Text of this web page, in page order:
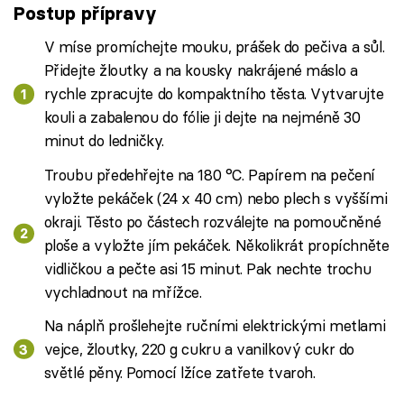
Postup přípravy
V míse promíchejte mouku, prášek do pečiva a sůl.
Přidejte žloutky a na kousky nakrájené máslo a
rychle zpracujte do kompaktního těsta. Vytvarujte
kouli a zabalenou do fólie ji dejte na nejméně 30
minut do ledničky.
Troubu předehřejte na 180 °C. Papírem na pečení
vyložte pekáček (24 x 40 cm) nebo plech s vyššími
okraji. Těsto po částech rozválejte na pomoučněné
ploše a vyložte jím pekáček. Několikrát propíchněte
vidličkou a pečte asi 15 minut. Pak nechte trochu
vychladnout na mřížce.
Na náplň prošlehejte ručními elektrickými metlami
vejce, žloutky, 220 g cukru a vanilkový cukr do
světlé pěny. Pomocí lžíce zatřete tvaroh.